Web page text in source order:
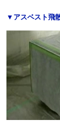
▼アスベスト飛